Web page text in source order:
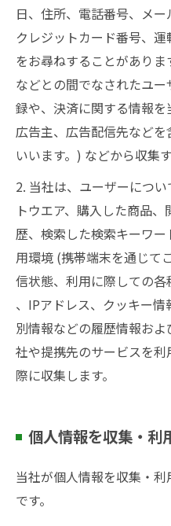
日、住所、電話番号、メー
クレジットカード番号、
をお尋ねすることがあり
などとの間でなされたユ
録や、決済に関する情報を
広告主、広告配信先などを
いいます。) などから収集
2. 当社は、ユーザーにつ
トウエア、購入した商品
歴、検索した検索キーワ
用環境 (携帯端末を通じて
信状態、利用に際しての
、IPアドレス、クッキー
別情報などの履歴情報お
社や提携先のサービスを
際に収集します。
個人情報を収集・利
当社が個人情報を収集・
です。